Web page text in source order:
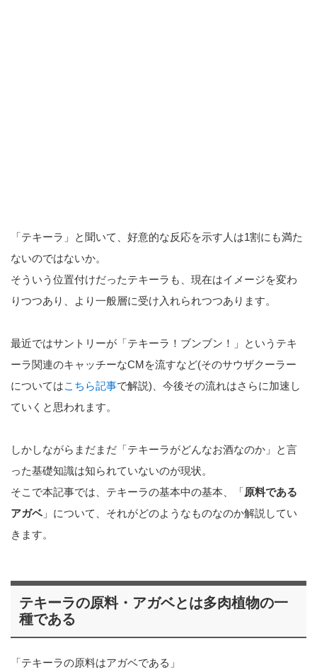
「テキーラ」と聞いて、好意的な反応を示す人は1割にも満た
ないのではないか。
そういう位置付けだったテキーラも、現在はイメージを変わ
りつつあり、より一般層に受け入れられつつあります。
最近ではサントリーが「テキーラ！ブンブン！」というテキ
ーラ関連のキャッチーなCMを流すなど(そのサウザクーラー
についてはこちら記事で解説)、今後その流れはさらに加速し
ていくと思われます。
しかしながらまだまだ「テキーラがどんなお酒なのか」と言
った基礎知識は知られていないのが現状。
そこで本記事では、テキーラの基本中の基本、「原料である
アガベ」について、それがどのようなものなのか解説してい
きます。
テキーラの原料・アガベとは多肉植物の一
種である
「テキーラの原料はアガベである」